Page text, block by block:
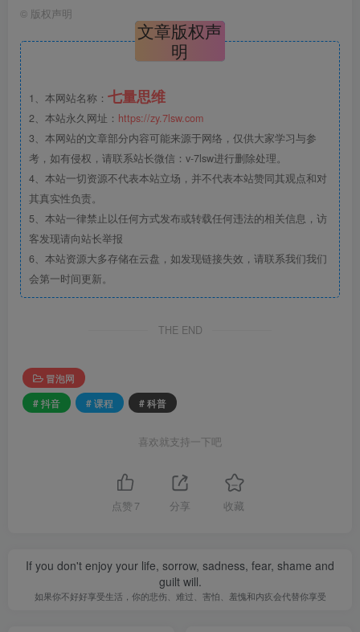
© 版权声明
文章版权声
明
1、本网站名称： 七量思维
2、本站永久网址： https://zy.7lsw.com
3、本网站的文章部分内容可能来源于网络，仅供大家学习与参
考，如有侵权，请联系站长微信：v-7lsw进行删除处理。
4、本站一切资源不代表本站立场，并不代表本站赞同其观点和对
其真实性负责。
5、本站一律禁止以任何方式发布或转载任何违法的相关信息，访
客发现请向站长举报
6、本站资源大多存储在云盘，如发现链接失效，请联系我们我们
会第一时间更新。
THE END
冒泡网
# 抖音
# 课程 # 科普
喜欢就支持一下吧
点赞 7 分享 收藏
If you don't enjoy your life, sorrow, sadness, fear, shame and
guilt will.
如果你不好好享受生活，你的悲伤、难过、害怕、羞愧和内疚会代替你享受